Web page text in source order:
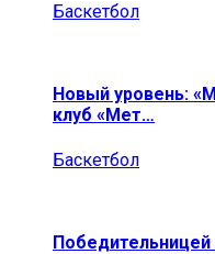
Баскетбол
Новый уровень:
клуб «Мет…
Баскетбол